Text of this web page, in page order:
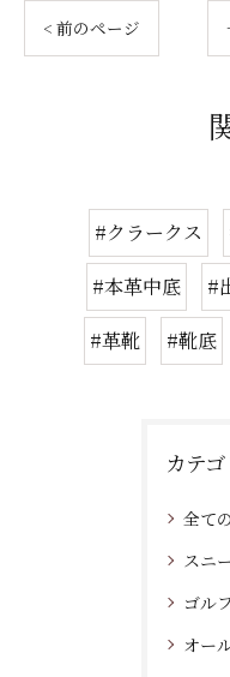
< 前のページ
#クラークス
#本革中底
#
#革靴
#靴底
カテ
全て
スニ
ゴル
オー